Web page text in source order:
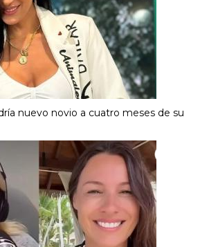
nuevo novio a cuatro meses de su